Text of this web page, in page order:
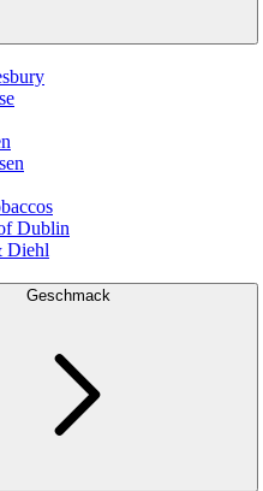
Dublin
Diehl
Geschmack